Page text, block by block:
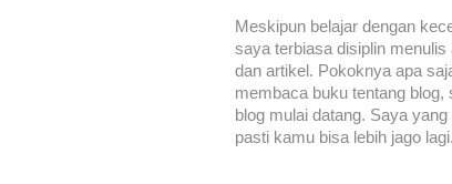
Meskipun belajar dengan
saya terbiasa disiplin
dan artikel. Pokoknya apa
membaca buku tentang
blog mulai datang. Saya
pasti kamu bisa lebih jago lagi.